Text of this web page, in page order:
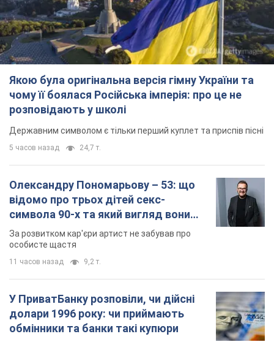
Якою була оригінальна версія гімну України та
чому її боялася Російська імперія: про це не
розповідають у школі
Державним символом є тільки перший куплет та приспів пісні
5 часов назад 24,7 т.
Олександру Пономарьову – 53: що
відомо про трьох дітей секс-
символа 90-х та який вигляд вони
мають
За розвитком кар'єри артист не забував про
особисте щастя
11 часов назад 9,2 т.
У ПриватБанку розповіли, чи дійсні
долари 1996 року: чи приймають
обмінники та банки такі купюри